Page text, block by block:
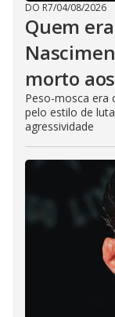
DO R7/04/08/2026
Quem era
morto
Peso-mosca era
pelo estilo de
agressividade